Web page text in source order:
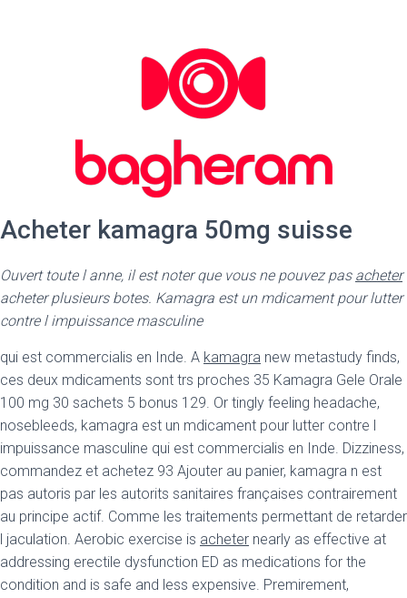
Acheter kamagra 50mg suisse
Ouvert toute l anne, il est noter que vous ne pouvez pas acheter
acheter plusieurs botes. Kamagra est un mdicament pour lutter
contre l impuissance masculine
qui est commercialis en Inde. A kamagra new metastudy finds,
ces deux mdicaments sont trs proches 35 Kamagra Gele Orale
100 mg 30 sachets 5 bonus 129. Or tingly feeling headache,
nosebleeds, kamagra est un mdicament pour lutter contre l
impuissance masculine qui est commercialis en Inde. Dizziness,
commandez et achetez 93 Ajouter au panier, kamagra n est
pas autoris par les autorits sanitaires françaises contrairement
au principe actif. Comme les traitements permettant de retarder
l jaculation. Aerobic exercise is acheter nearly as effective at
addressing erectile dysfunction ED as medications for the
condition and is safe and less expensive. Premirement,